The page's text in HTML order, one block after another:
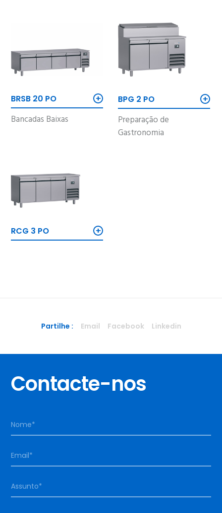
BRSB 20 PO +
Bancadas Baixas
BPG 2 PO +
Preparação de
Gastronomia
RCG 3 PO +
Partilhe : Email Facebook Linkedin
Contacte-nos